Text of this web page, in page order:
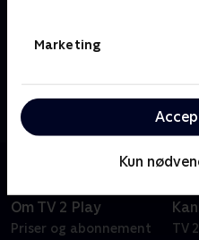
Marketing
Kun
I Drømmeboliger ser vi på
region. Serien giver dig et
hvordan mennesker har
drømmehjem med
Om TV 2 Play
Priser og abonnement
TV 2